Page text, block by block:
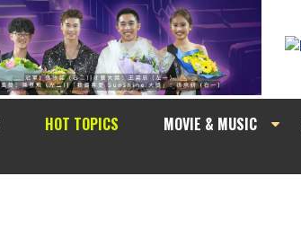
HOT TOPICS MOVIE & MUSIC